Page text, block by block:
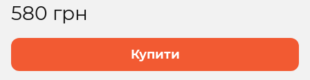
580 грн
Купити